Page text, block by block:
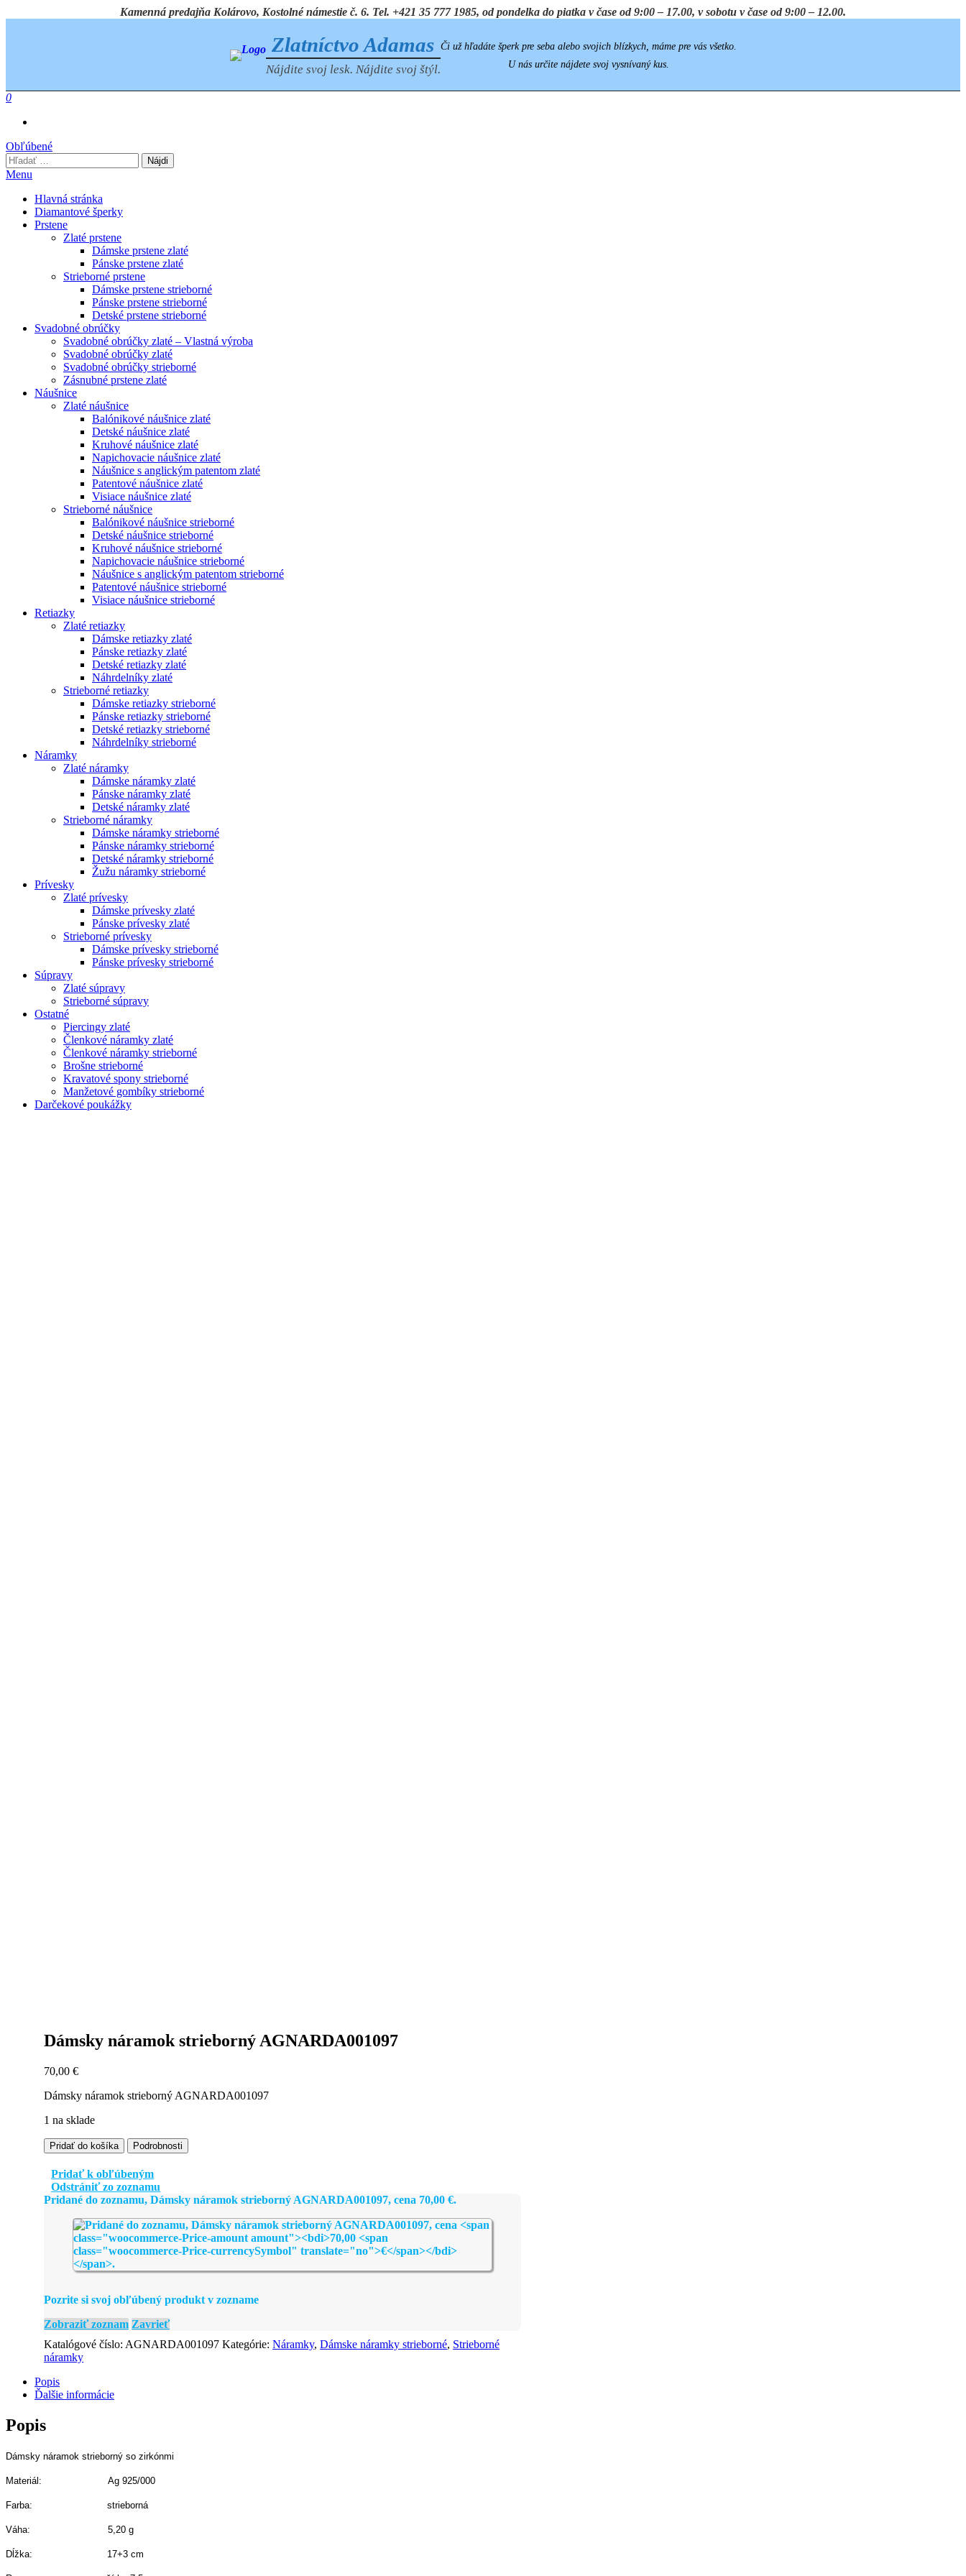
Kamenná predajňa Kolárovo, Kostolné námestie č. 6. Tel. +421 35 777 1985, od pondelka do piatka v čase od 9:00 – 17.00, v sobotu v čase od 9:00 – 12.00.
Zlatníctvo Adamas
Nájdite svoj lesk. Nájdite svoj štýl.
Či už hľadáte šperk pre seba alebo svojich blízkych, máme pre vás všetko.
U nás určite nájdete svoj vysnívaný kus.
0
Obľúbené
Hľadať:
Menu
Hlavná stránka
Diamantové šperky
Prstene
Zlaté prstene
Dámske prstene zlaté
Pánske prstene zlaté
Strieborné prstene
Dámske prstene strieborné
Pánske prstene strieborné
Detské prstene strieborné
Svadobné obrúčky
Svadobné obrúčky zlaté – Vlastná výroba
Svadobné obrúčky zlaté
Svadobné obrúčky strieborné
Zásnubné prstene zlaté
Náušnice
Zlaté náušnice
Balónikové náušnice zlaté
Detské náušnice zlaté
Kruhové náušnice zlaté
Napichovacie náušnice zlaté
Náušnice s anglickým patentom zlaté
Patentové náušnice zlaté
Visiace náušnice zlaté
Strieborné náušnice
Balónikové náušnice strieborné
Detské náušnice strieborné
Kruhové náušnice strieborné
Napichovacie náušnice strieborné
Náušnice s anglickým patentom strieborné
Patentové náušnice strieborné
Visiace náušnice strieborné
Retiazky
Zlaté retiazky
Dámske retiazky zlaté
Pánske retiazky zlaté
Detské retiazky zlaté
Náhrdelníky zlaté
Strieborné retiazky
Dámske retiazky strieborné
Pánske retiazky strieborné
Detské retiazky strieborné
Náhrdelníky strieborné
Náramky
Zlaté náramky
Dámske náramky zlaté
Pánske náramky zlaté
Detské náramky zlaté
Strieborné náramky
Dámske náramky strieborné
Pánske náramky strieborné
Detské náramky strieborné
Žužu náramky strieborné
Prívesky
Zlaté prívesky
Dámske prívesky zlaté
Pánske prívesky zlaté
Strieborné prívesky
Dámske prívesky strieborné
Pánske prívesky strieborné
Súpravy
Zlaté súpravy
Strieborné súpravy
Ostatné
Piercingy zlaté
Členkové náramky zlaté
Členkové náramky strieborné
Brošne strieborné
Kravatové spony strieborné
Manžetové gombíky strieborné
Darčekové poukážky
Dámsky náramok strieborný AGNARDA001097
70,00€
Dámsky náramok strieborný AGNARDA001097
1 na sklade
množstvo
Dámsky
náramok
strieborný
AGNARDA001097
Pridať do košíka Podrobnosti
Pridať k obľúbeným
Odstrániť zo zoznamu
Pridané do zoznamu, Dámsky náramok strieborný AGNARDA001097, cena 70,00€.
Pozrite si svoj obľúbený produkt v zozname
Zobraziť zoznam Zavrieť
Katalógové číslo: AGNARDA001097 Kategórie:Náramky,Dámske náramky strieborné, Strieborné
náramky
Popis
Ďalšie informácie
Popis
Dámsky náramok strieborný so zirkónmi
Materiál: Ag 925/000
Farba: strieborná
Váha: 5,20 g
Dĺžka: 17+3 cm